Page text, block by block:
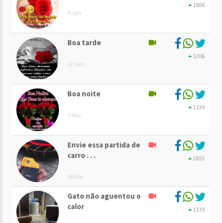
9 Jan
1866
Boa tarde
22 Jan
1206
Boa noite
7 Nov
1139
Envie essa partida de
carro . . .
30 Abr
2653
Gato não aguentou o
calor
1339